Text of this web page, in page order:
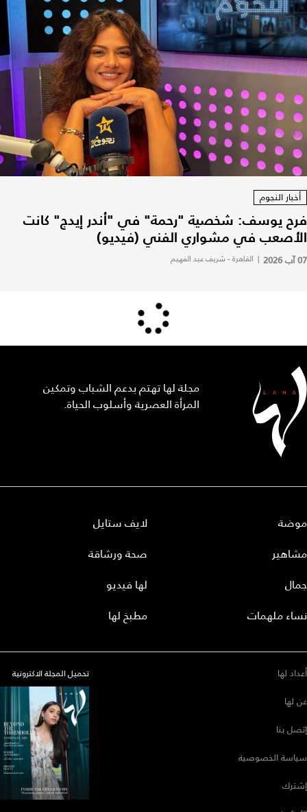
أخبار النجوم
فرح يوسف: شخصية "رحمة" في "أندر إيدج" كانت
الأصعب في مشواري الفني (فيديو)
07 آب 2026 | القاهرة - شريف عبد الفهيم
مجلة لها تهتم بدعم الشباب وتمكين
المرأة العصرية وأسلوب الحياة.
موضة
مشاهير
جمال
نساء ملهمات
لايف ستايل
صحة ورشاقة
لها فيديو
مطبخ لها
أعداد لها
عن لها
إتصل بنا
سياسة الخصوصية
إشترك
تحميل المجلة الاكترونية